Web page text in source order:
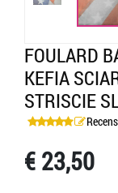
FOULARD
KEFIA
STRISCIE
€ 23,50